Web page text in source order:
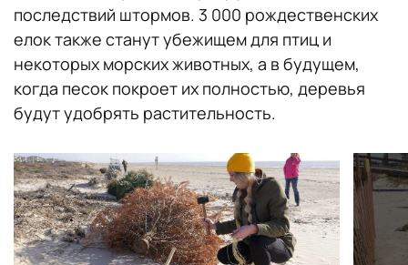
последствий штормов. 3 000 рождественских
елок также станут убежищем для птиц и
некоторых морских животных, а в будущем,
когда песок покроет их полностью, деревья
будут удобрять растительность.